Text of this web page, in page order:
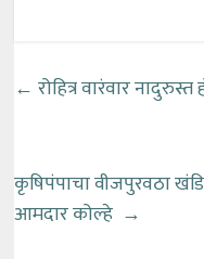
← रोहित्र वारंवार
कृषिपंपाचा वीजपुरवठा
आमदार कोल्हे →